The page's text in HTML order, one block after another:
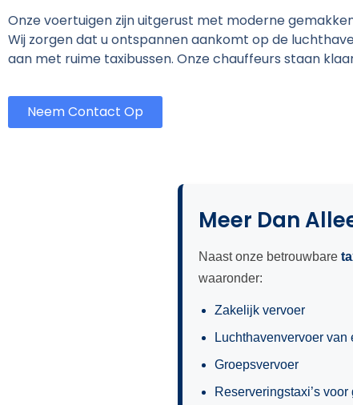
Onze voertuigen zijn uitgerust met moderne
Wij zorgen dat u ontspannen aankomt op de
aan met ruime taxibussen. Onze chauffeurs staan
Neem Contact Op
Meer Dan
Naast onze betrouwbare
waaronder:
Zakelijk vervoer
Luchthavenvervoer van
Groepsvervoer
Reserveringstaxi’s